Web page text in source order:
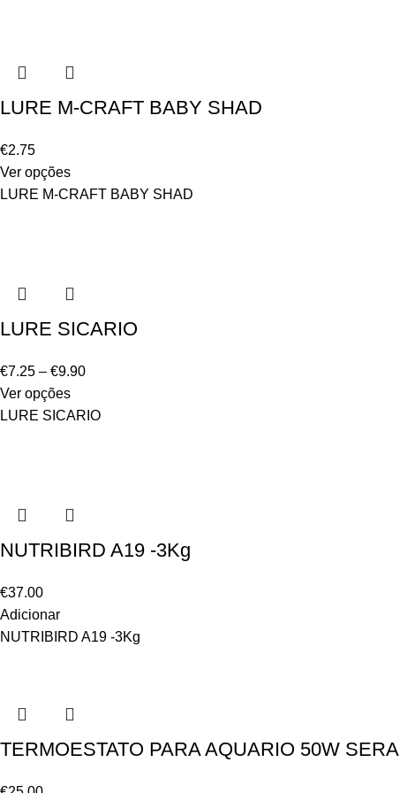
LURE M-CRAFT BABY SHAD
€2.75
Ver opções
LURE M-CRAFT BABY SHAD
LURE SICARIO
€7.25 – €9.90
Ver opções
LURE SICARIO
NUTRIBIRD A19 -3Kg
€37.00
Adicionar
NUTRIBIRD A19 -3Kg
TERMOESTATO PARA AQUARIO 50W SERA